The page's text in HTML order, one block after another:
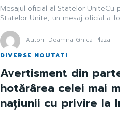
Mesajul oficial al Statelor
Statelor Unite, un mesaj oficial a
Autorii Doamna Ghica Plaza -
DIVERSE NOUTATI
Avertisment din
hotărârea celei mai
națiunii cu privire la